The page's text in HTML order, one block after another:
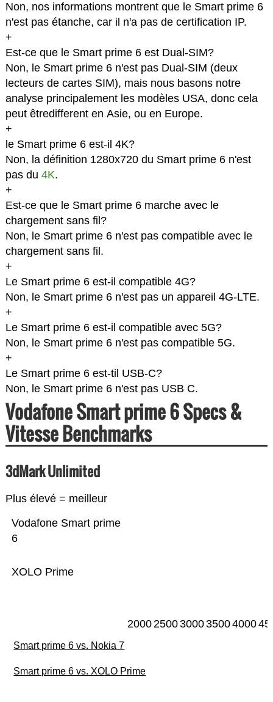
Non, nos informations montrent que le Smart prime 6
n'est pas étanche, car il n'a pas de certification IP.
+
Est-ce que le Smart prime 6 est Dual-SIM?
Non, le Smart prime 6 n'est pas Dual-SIM (deux
lecteurs de cartes SIM), mais nous basons notre
analyse principalement les modèles USA, donc cela
peut êtredifferent en Asie, ou en Europe.
+
le Smart prime 6 est-il 4K?
Non, la définition 1280x720 du Smart prime 6 n'est
pas du 4K.
+
Est-ce que le Smart prime 6 marche avec le
chargement sans fil?
Non, le Smart prime 6 n'est pas compatible avec le
chargement sans fil.
+
Le Smart prime 6 est-il compatible 4G?
Non, le Smart prime 6 n'est pas un appareil 4G-LTE.
+
Le Smart prime 6 est-il compatible avec 5G?
Non, le Smart prime 6 n'est pas compatible 5G.
+
Le Smart prime 6 est-til USB-C?
Non, le Smart prime 6 n'est pas USB C.
Vodafone Smart prime 6 Specs &
Vitesse Benchmarks
3dMark Unlimited
Plus élevé = meilleur
XOLO Prime
Vodafone Smart prime
6
20002500300035004000
Smart prime 6 vs. Nokia 7
Smart prime 6 vs. XOLO Prime